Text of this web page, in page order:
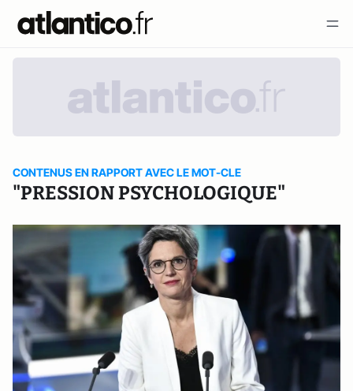
CONTENUS EN RAPPORT AVEC LE MOT-CLE
"PRESSION PSYCHOLOGIQUE"